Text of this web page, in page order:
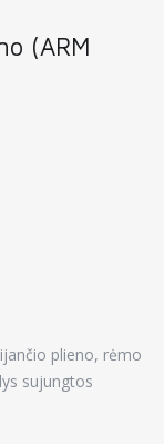
(ARM
plieno, rėmo
sujungtos